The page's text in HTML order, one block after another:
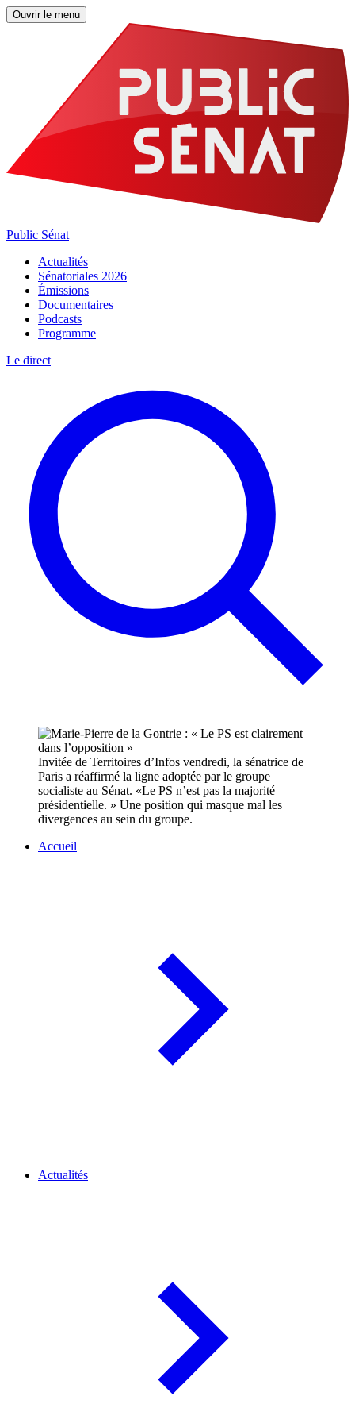
Ouvrir le menu
Public Sénat
Actualités
Sénatoriales 2026
Émissions
Documentaires
Podcasts
Programme
Le direct
Invitée de Territoires d’Infos vendredi, la sénatrice de
Paris a réaffirmé la ligne adoptée par le groupe
socialiste au Sénat. «Le PS n’est pas la majorité
présidentielle. » Une position qui masque mal les
divergences au sein du groupe.
Accueil
Actualités